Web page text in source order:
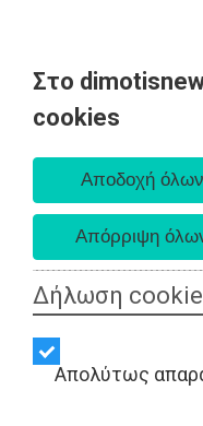
Στο
cookies
Δήλωση
Απολύτως